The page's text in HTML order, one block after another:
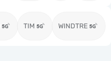
TIM WINDTRE